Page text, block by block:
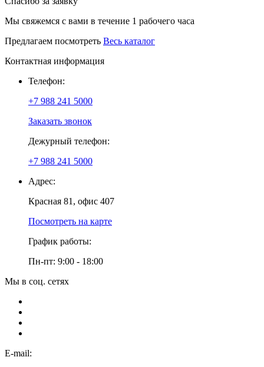
Мы свяжемся с вами в течение 1 рабочего часа
Предлагаем посмотреть Весь каталог
Контактная информация
Телефон:
+7 988 241 5000
Заказать звонок
Дежурный телефон:
+7 988 241 5000
Адрес:
Красная 81, офис 407
Посмотреть на карте
График работы:
Пн-пт: 9:00 - 18:00
Мы в соц. сетях
E-mail: